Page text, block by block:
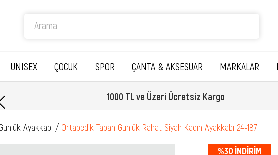
UNISEX ÇOCUK SPOR ÇANTA & AKSESUAR MARKALAR
1000 TL ve Üzeri Ücretsiz Kargo
Ayakkabı Ortapedik Taban Günlük Rahat Siyah Kadın Ayakkabı 24-187
%30 İNDIRIM